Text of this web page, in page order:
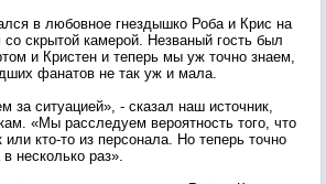
в любовное гнездышко Роба и Крис на
скрытой камерой. Незваный гость был
и Кристен и теперь мы уж точно знаем,
фанатов не так уж и мала.
за ситуацией», - сказал наш источник,
«Мы расследуем вероятность того, что
или кто-то из персонала. Но теперь точно
несколько раз».